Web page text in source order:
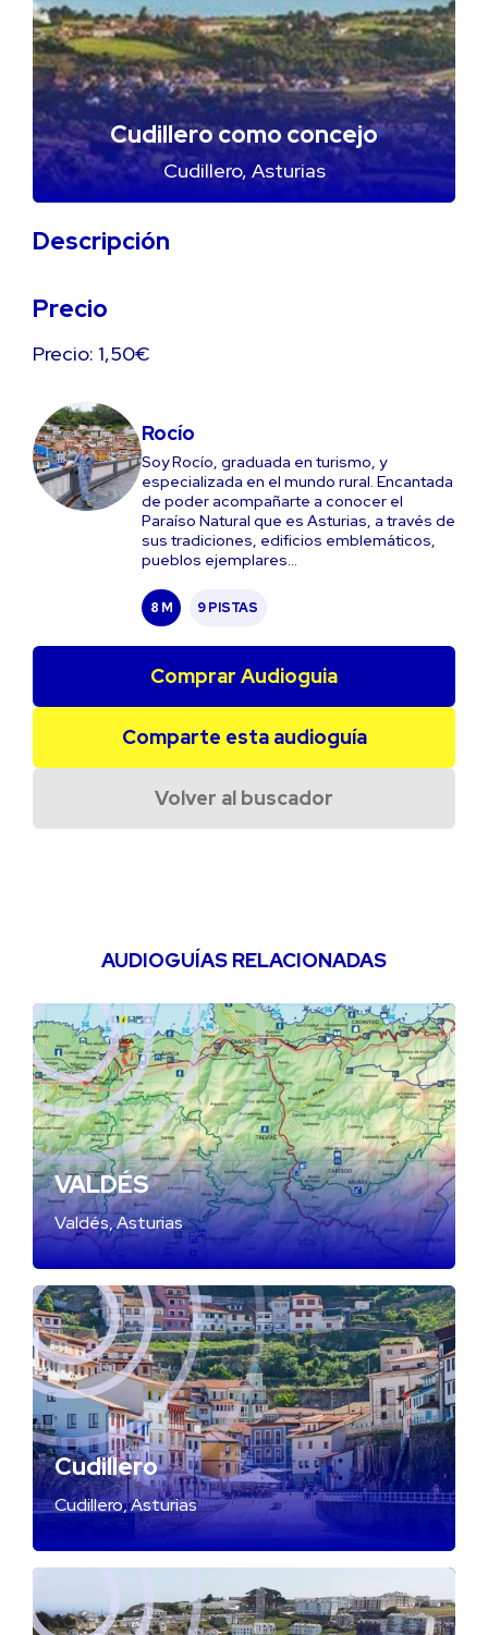
Cudillero como concejo
Cudillero, Asturias
Descripción
Precio
Precio: 1,50€
Rocío
Soy Rocío, graduada en turismo, y
especializada en el mundo rural. Encantada
de poder acompañarte a conocer el
Paraíso Natural que es Asturias, a través de
sus tradiciones, edificios emblemáticos,
pueblos ejemplares...
8 M 9 PISTAS
Comprar Audioguia
Comparte esta audioguía
Volver al buscador
AUDIOGUÍAS RELACIONADAS
VALDÉS
Valdés, Asturias
Cudillero
Cudillero, Asturias